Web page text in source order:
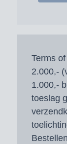
Terms
2.000,-
1.000,-
toeslag